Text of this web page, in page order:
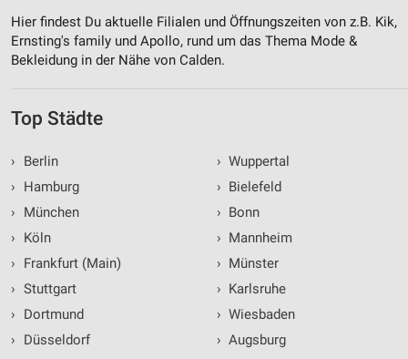
Hier findest Du aktuelle Filialen und Öffnungszeiten von z.B. Kik,
Ernsting's family und Apollo, rund um das Thema Mode &
Bekleidung in der Nähe von Calden.
Top Städte
›
Berlin
›
Hamburg
›
München
›
Köln
›
Frankfurt (Main)
› Stuttgart
›
Dortmund
›
Düsseldorf
› Wuppertal
› Bielefeld
› Bonn
› Mannheim
› Münster
› Karlsruhe
› Wiesbaden
› Augsburg